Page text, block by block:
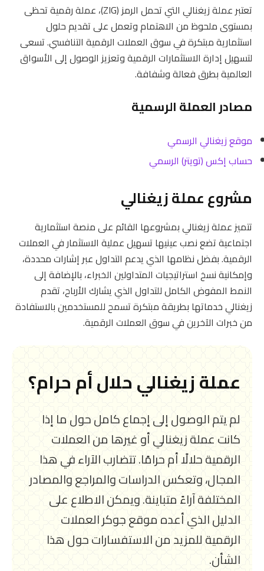
تعتبر عملة زيغنالي التي تحمل الرمز (ZIG)، عملة رقمية تحظى
بمستوى ملحوظ من الاهتمام وتعمل على تقديم حلول
استثمارية مبتكرة في سوق العملات الرقمية التنافسي. تسعى
لتسهيل إدارة الاستثمارات الرقمية وتعزيز الوصول إلى الأسواق
العالمية بطرق فعالة وشفافة.
مصادر العملة الرسمية
موقع زيغنالي الرسمي
حساب إكس (تويتر) الرسمي
مشروع عملة زيغنالي
تتميز عملة زيغنالي بمشروعها القائم على منصة استثمارية
اجتماعية تضع نصب عينيها تسهيل عملية الاستثمار في العملات
الرقمية. بفضل نظامها الذي يدعم التداول عبر إشارات محددة،
وإمكانية نسخ استراتيجيات المتداولين الخبراء، بالإضافة إلى
النمط المفوض الكامل للتداول الذي يشارك الأرباح، تقدم
زيغنالي خدماتها بطريقة مبتكرة تسمح للمستخدمين بالاستفادة
من خبرات الآخرين في سوق العملات الرقمية.
عملة زيغنالي حلال أم حرام؟
لم يتم الوصول إلى إجماع كامل حول ما إذا
كانت عملة زيغنالي أو غيرها من العملات
الرقمية حلالًا أم حرامًا. تتضارب الآراء في هذا
المجال، وتعكس الدراسات والمراجع والمصادر
المختلفة آراءً متباينة. ويمكن الاطلاع على
الدليل الذي أعده موقع جوكر العملات
الرقمية للمزيد من الاستفسارات حول هذا
الشأن.